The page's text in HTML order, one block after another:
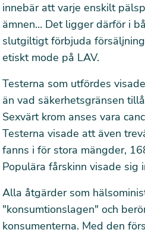
innebär att varje enskilt
ämnen… Det ligger därför i
slutgiltigt förbjuda
etiskt mode på LAV.
Testerna som utfördes
än vad säkerhetsgränsen
Sexvärt krom anses vara
Testerna visade att även
fanns i för stora mängder,
Populära fårskinn visade sig
Alla åtgärder som
"konsumtionslagen" och
konsumenterna. Med den